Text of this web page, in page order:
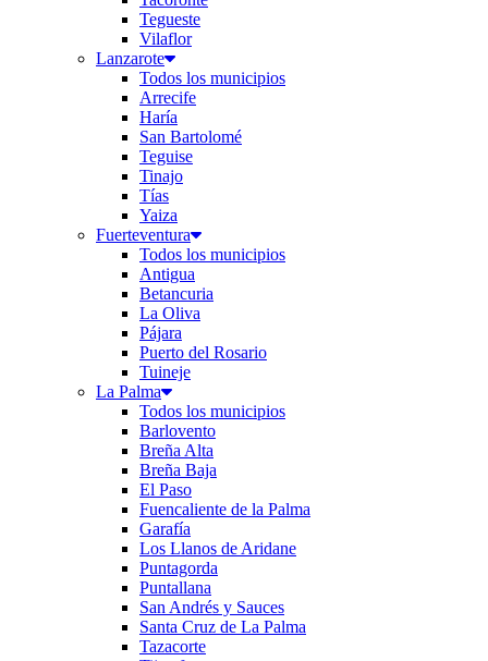
Tegueste
Vilaflor
Lanzarote
Todos los municipios
Arrecife
Haría
San Bartolomé
Teguise
Tinajo
Tías
Yaiza
Fuerteventura
Todos los municipios
Antigua
Betancuria
La Oliva
Pájara
Puerto del Rosario
Tuineje
La Palma
Todos los municipios
Barlovento
Breña Alta
Breña Baja
El Paso
Fuencaliente de la Palma
Garafía
Los Llanos de Aridane
Puntagorda
Puntallana
San Andrés y Sauces
Santa Cruz de La Palma
Tazacorte